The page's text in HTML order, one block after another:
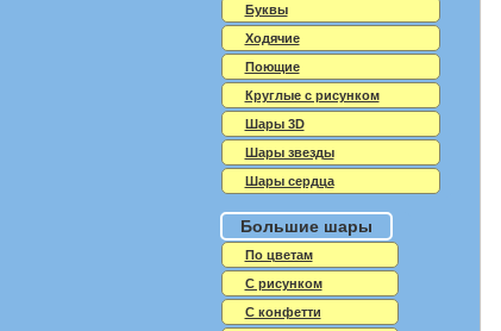
Буквы
Ходячие
Поющие
Круглые с рисунком
Шары 3D
Шары звезды
Шары сердца
Большие шары
По цветам
С рисунком
С конфетти